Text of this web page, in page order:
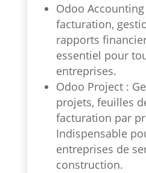
Odoo
facturation,
rapports
essentiel pour
entreprises.
Odoo Project :
projets, feuilles
facturation par
Indispensable
entreprises de
construction.